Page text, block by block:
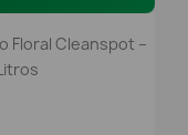
Floral Cleanspot –